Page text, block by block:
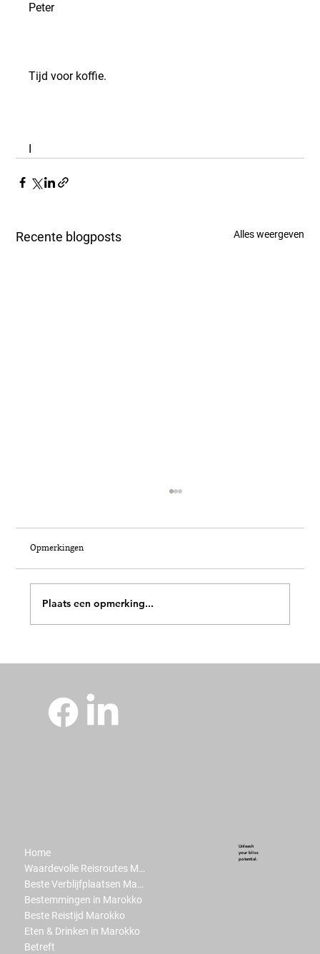
Peter
Tijd voor koffie.
Recente blogposts Alles weergeven
Opmerkingen
Plaats een opmerking...
Home
Waardevolle Reisroutes Marokko
Beste Verblijfplaatsen Marokko
Bestemmingen in Marokko
Beste Reistijd Marokko
Eten & Drinken in Marokko
Betreft
Unleash
your bliss
potential.